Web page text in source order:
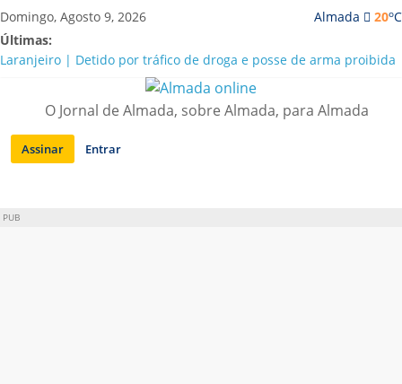
Saltar
para
conteúdo
Almada 20oC
Domingo, Agosto 9, 2026
Últimas:
Laranjeiro | Detido por tráfico de droga e posse de arma proibida
A “crise” da água em Almada: ilações e ensinamentos necessários
Costa da Caparica | Polícia Marítima e ASAE detectam
irregularidades em habitações e restaurantes
APA diz que falta de água em Almada “foi um problema de má
O Jornal de Almada, sobre Almada, para Almada
Assinar Entrar
PUB